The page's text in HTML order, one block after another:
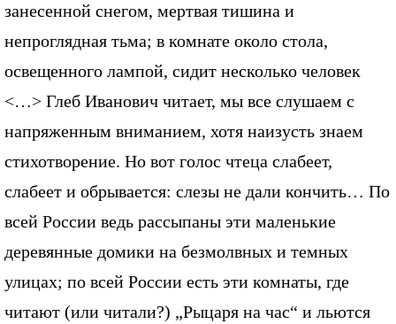
занесенной снегом, мертвая тишина и
непроглядная тьма; в комнате около стола,
освещенного лампой, сидит несколько человек
<…> Глеб Иванович читает, мы все слушаем с
напряженным вниманием, хотя наизусть знаем
стихотворение. Но вот голос чтеца слабеет,
слабеет и обрывается: слезы не дали кончить… По
всей России ведь рассыпаны эти маленькие
деревянные домики на безмолвных и темных
улицах; по всей России есть эти комнаты, где
читают (или читали?) „Рыцаря на час“ и льются